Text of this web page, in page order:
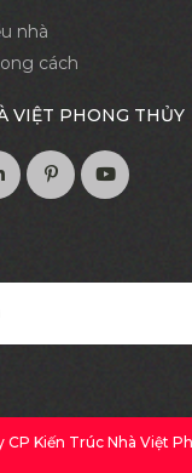
nhà
cách
VIỆT PHONG THỦY
CP Kiến Trúc Nhà Việt